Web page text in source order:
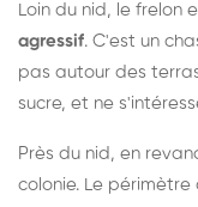
Loin du nid, le frelon
agressif. C'est un
pas autour des
sucre, et ne
Près du nid, en
colonie. Le